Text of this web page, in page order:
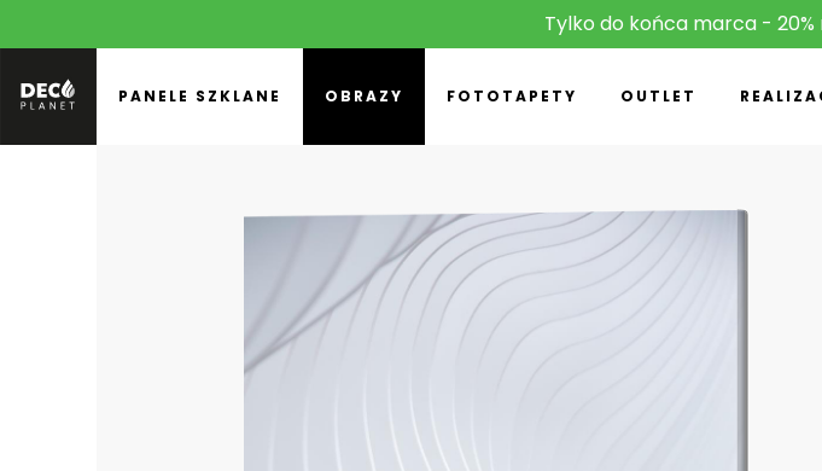
Tylko do końca marca -
PANELE SZKLANE OBRAZY FOTOTAPETY OUTLET